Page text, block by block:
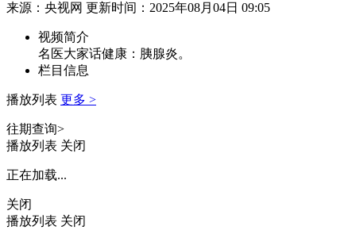
来源：央视网 更新时间：2025年08月04日 09:05
视频简介
名医大家话健康：胰腺炎。
栏目信息
播放列表 更多 >
往期查询>
播放列表 关闭
正在加载...
关闭
播放列表 关闭